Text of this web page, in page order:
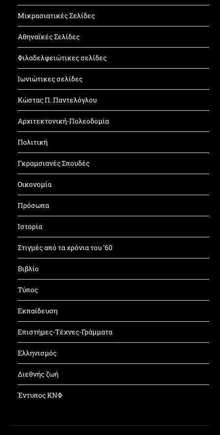
Μικρασιατικές Σελίδες
Αθηναϊκές Σελίδες
Φιλαδελφειώτικες σελίδες
Ιωνιώτικες σελίδες
Κώστας Π. Παντελόγλου
Αρχιτεκτονική-Πολεοδομία
Πολιτική
Γκραμσιανές Σπουδές
Οικονομία
Πρόσωπα
Ιστορία
Στιγμές από τα χρόνια του ’60
Βιβλίο
Τύπος
Εκπαίδευση
Επιστήμες-Τέχνες-Γράμματα
Ελληνισμός
Διεθνής ζωή
Έντυπος ΚΝΦ